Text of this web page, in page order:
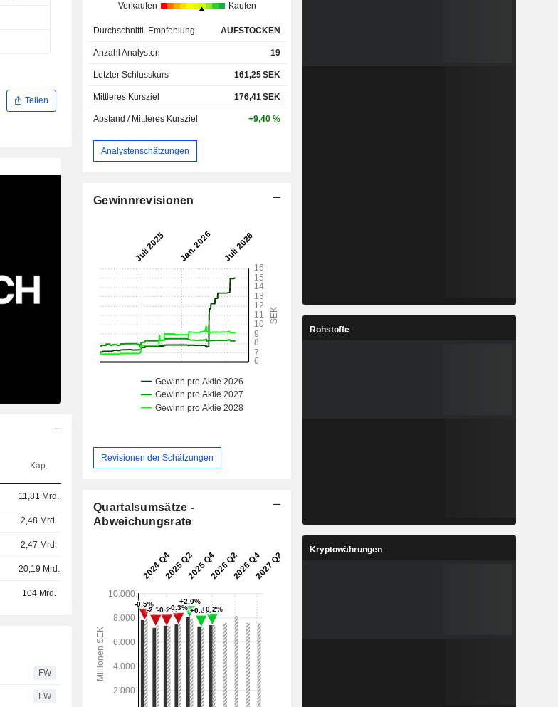
Teilen
Kap.
11,81 Mrd.
2,48 Mrd.
2,47 Mrd.
20,19 Mrd.
104 Mrd.
FW
FW
Verkaufen Kaufen
Durchschnittl. Empfehlung AUFSTOCKEN
Anzahl Analysten 19
Letzter Schlusskurs 161,25SEK
Mittleres Kursziel 176,41SEK
Abstand / Mittleres Kursziel +9,40 %
Analystenschätzungen
Gewinnrevisionen
Revisionen der Schätzungen
Quartalsumsätze -
Abweichungsrate
Rohstoffe
Kryptowährungen